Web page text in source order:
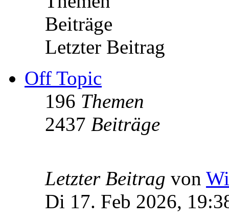
Beiträge
Letzter Beitrag
Off Topic
196 Themen
2437 Beiträge
Letzter Beitrag von
Di 17. Feb 2026,